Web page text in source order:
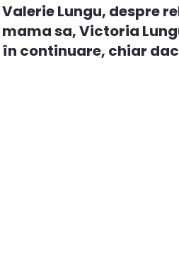
Valerie Lungu, despre
mama sa, Victoria
în continuare, chiar